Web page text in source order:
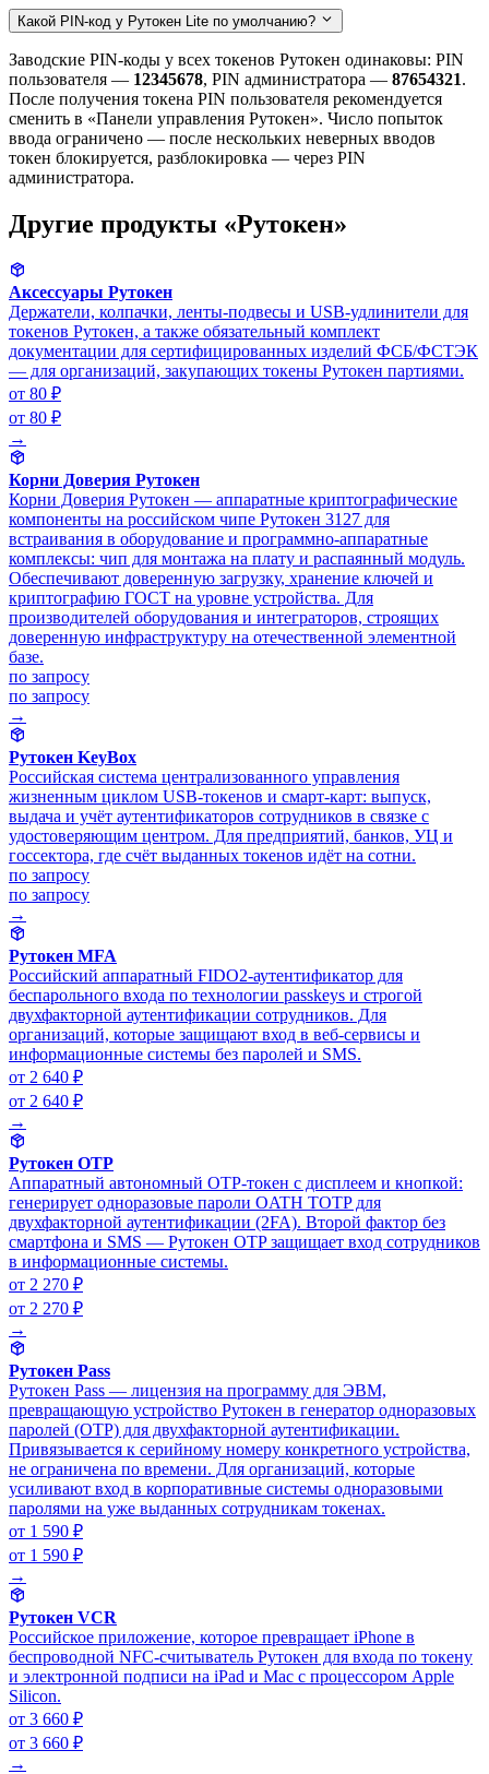
Какой PIN-код у Рутокен Lite по умолчанию?
Заводские PIN-коды у всех токенов Рутокен одинаковы: PIN
пользователя — 12345678, PIN администратора — 87654321.
После получения токена PIN пользователя рекомендуется
сменить в «Панели управления Рутокен». Число попыток
ввода ограничено — после нескольких неверных вводов
токен блокируется, разблокировка — через PIN
администратора.
Другие продукты «Рутокен»
Аксессуары Рутокен
Держатели, колпачки, ленты-подвесы и USB-удлинители для
токенов Рутокен, а также обязательный комплект
документации для сертифицированных изделий ФСБ/ФСТЭК
— для организаций, закупающих токены Рутокен партиями.
от 80 ₽
от 80 ₽
→
Корни Доверия Рутокен
Корни Доверия Рутокен — аппаратные криптографические
компоненты на российском чипе Рутокен 3127 для
встраивания в оборудование и программно-аппаратные
комплексы: чип для монтажа на плату и распаянный модуль.
Обеспечивают доверенную загрузку, хранение ключей и
криптографию ГОСТ на уровне устройства. Для
производителей оборудования и интеграторов, строящих
доверенную инфраструктуру на отечественной элементной
базе.
по запросу
по запросу
→
Рутокен KeyBox
Российская система централизованного управления
жизненным циклом USB-токенов и смарт-карт: выпуск,
выдача и учёт аутентификаторов сотрудников в связке с
удостоверяющим центром. Для предприятий, банков, УЦ и
госсектора, где счёт выданных токенов идёт на сотни.
по запросу
по запросу
→
Рутокен MFA
Российский аппаратный FIDO2-аутентификатор для
беспарольного входа по технологии passkeys и строгой
двухфакторной аутентификации сотрудников. Для
организаций, которые защищают вход в веб-сервисы и
информационные системы без паролей и SMS.
от 2 640 ₽
от 2 640 ₽
→
Рутокен OTP
Аппаратный автономный OTP-токен с дисплеем и кнопкой:
генерирует одноразовые пароли OATH TOTP для
двухфакторной аутентификации (2FA). Второй фактор без
смартфона и SMS — Рутокен OTP защищает вход сотрудников
в информационные системы.
от 2 270 ₽
от 2 270 ₽
→
Рутокен Pass
Рутокен Pass — лицензия на программу для ЭВМ,
превращающую устройство Рутокен в генератор одноразовых
паролей (OTP) для двухфакторной аутентификации.
Привязывается к серийному номеру конкретного устройства,
не ограничена по времени. Для организаций, которые
усиливают вход в корпоративные системы одноразовыми
паролями на уже выданных сотрудникам токенах.
от 1 590 ₽
от 1 590 ₽
→
Рутокен VCR
Российское приложение, которое превращает iPhone в
беспроводной NFC-считыватель Рутокен для входа по токену
и электронной подписи на iPad и Mac с процессором Apple
Silicon.
от 3 660 ₽
от 3 660 ₽
→